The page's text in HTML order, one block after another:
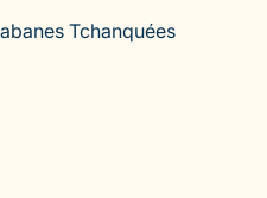
Tchanquées